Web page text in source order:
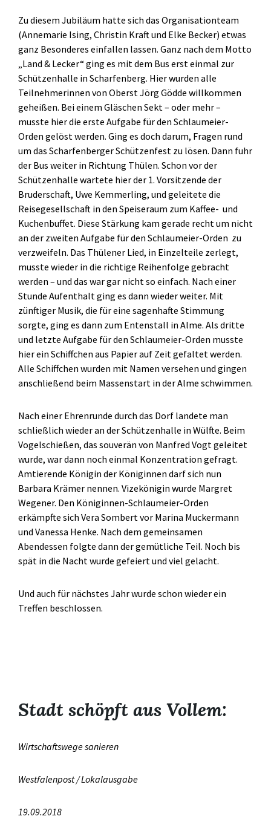
Zu diesem Jubiläum hatte sich das Organisationteam
(Annemarie Ising, Christin Kraft und Elke Becker) etwas
ganz Besonderes einfallen lassen. Ganz nach dem Motto
„Land & Lecker“ ging es mit dem Bus erst einmal zur
Schützenhalle in Scharfenberg. Hier wurden alle
Teilnehmerinnen von Oberst Jörg Gödde willkommen
geheißen. Bei einem Gläschen Sekt – oder mehr –
musste hier die erste Aufgabe für den Schlaumeier-
Orden gelöst werden. Ging es doch darum, Fragen rund
um das Scharfenberger Schützenfest zu lösen. Dann fuhr
der Bus weiter in Richtung Thülen. Schon vor der
Schützenhalle wartete hier der 1. Vorsitzende der
Bruderschaft, Uwe Kemmerling, und geleitete die
Reisegesellschaft in den Speiseraum zum Kaffee- und
Kuchenbuffet. Diese Stärkung kam gerade recht um nicht
an der zweiten Aufgabe für den Schlaumeier-Orden zu
verzweifeln. Das Thülener Lied, in Einzelteile zerlegt,
musste wieder in die richtige Reihenfolge gebracht
werden – und das war gar nicht so einfach. Nach einer
Stunde Aufenthalt ging es dann wieder weiter. Mit
zünftiger Musik, die für eine sagenhafte Stimmung
sorgte, ging es dann zum Entenstall in Alme. Als dritte
und letzte Aufgabe für den Schlaumeier-Orden musste
hier ein Schiffchen aus Papier auf Zeit gefaltet werden.
Alle Schiffchen wurden mit Namen versehen und gingen
anschließend beim Massenstart in der Alme schwimmen.
Nach einer Ehrenrunde durch das Dorf landete man
schließlich wieder an der Schützenhalle in Wülfte. Beim
Vogelschießen, das souverän von Manfred Vogt geleitet
wurde, war dann noch einmal Konzentration gefragt.
Amtierende Königin der Königinnen darf sich nun
Barbara Krämer nennen. Vizekönigin wurde Margret
Wegener. Den Königinnen-Schlaumeier-Orden
erkämpfte sich Vera Sombert vor Marina Muckermann
und Vanessa Henke. Nach dem gemeinsamen
Abendessen folgte dann der gemütliche Teil. Noch bis
spät in die Nacht wurde gefeiert und viel gelacht.
Und auch für nächstes Jahr wurde schon wieder ein
Treffen beschlossen.
Stadt schöpft aus Vollem:
Wirtschaftswege sanieren
Westfalenpost / Lokalausgabe
19.09.2018